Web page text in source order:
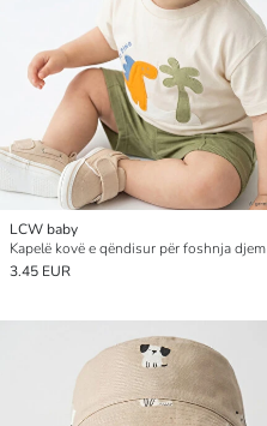
LCW baby
Kapelë kovë e qëndisur për foshnja djem
3.45 EUR